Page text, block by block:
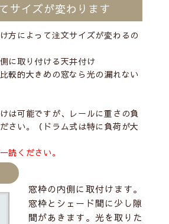
サイズが変わります
方によって注文サイズが変わるの
に取り付ける天井付け
較的大きめの窓なら光の漏れない
は可能ですが、レールに重さの負
さい。（ドラム式は特に負荷が大
読ください。
窓枠の内側に取付けます。
窓枠とシェード間に少し隙
間があきます。光を取りた